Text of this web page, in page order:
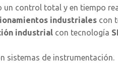
un control total y en tiempo
industrialescon
industrialcon tecnología
sistemas de instrumentación.